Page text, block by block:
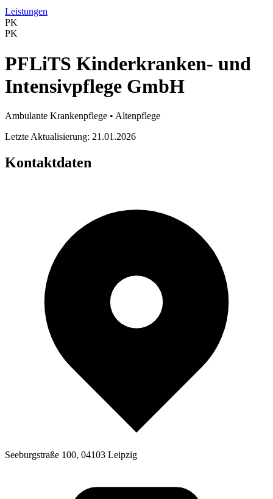
Leistungen
PK
PK
PFLiTS Kinderkranken- und
Intensivpflege GmbH
Ambulante Krankenpflege • Altenpflege
Letzte Aktualisierung: 21.01.2026
Kontaktdaten
Seeburgstraße 100, 04103 Leipzig